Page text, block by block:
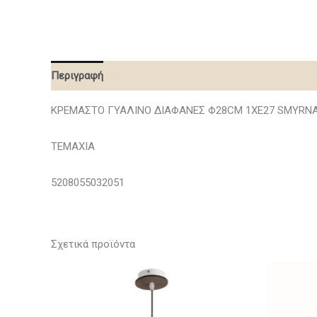
Περιγραφή
ΚΡΕΜΑΣΤΟ ΓΥΑΛΙΝΟ ΔΙΑΦΑΝΕΣ Φ28CM 1ΧE27
ΤΕΜΑΧΙΑ
5208055032051
Σχετικά προϊόντα